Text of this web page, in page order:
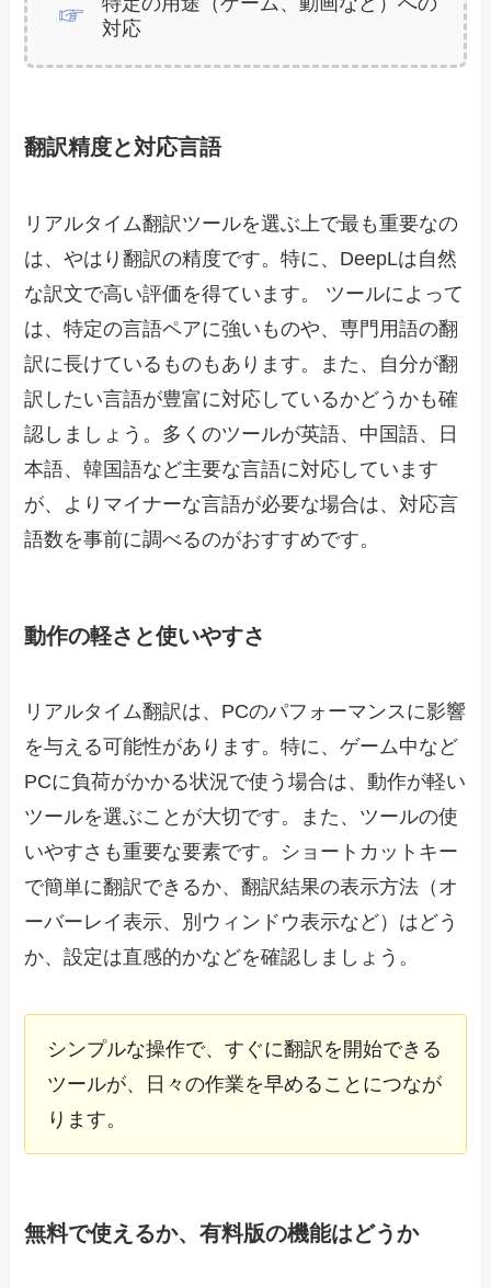
対応
翻訳精度と対応言語
リアルタイム翻訳ツールを選ぶ上で最も重要なの
は、やはり翻訳の精度です。特に、DeepLは自然
な訳文で高い評価を得ています。 ツールによって
は、特定の言語ペアに強いものや、専門用語の翻
訳に長けているものもあります。また、自分が翻
訳したい言語が豊富に対応しているかどうかも確
認しましょう。多くのツールが英語、中国語、日
本語、韓国語など主要な言語に対応しています
が、よりマイナーな言語が必要な場合は、対応言
語数を事前に調べるのがおすすめです。
動作の軽さと使いやすさ
リアルタイム翻訳は、PCのパフォーマンスに影響
を与える可能性があります。特に、ゲーム中など
PCに負荷がかかる状況で使う場合は、動作が軽い
ツールを選ぶことが大切です。また、ツールの使
いやすさも重要な要素です。ショートカットキー
で簡単に翻訳できるか、翻訳結果の表示方法（オ
ーバーレイ表示、別ウィンドウ表示など）はどう
か、設定は直感的かなどを確認しましょう。
シンプルな操作で、すぐに翻訳を開始できる
ツールが、日々の作業を早めることにつなが
ります。
無料で使えるか、有料版の機能はどうか